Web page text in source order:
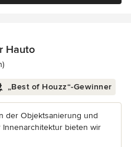
Hauto
von 5 Sternen
„Best of Houzz“-Gewinner
der Objektsanierung und
bieten wir